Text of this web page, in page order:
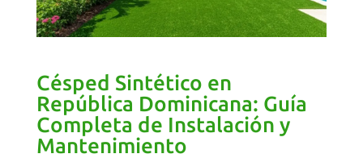
Césped Sintético en
República Dominicana: Guía
Completa de Instalación y
Mantenimiento